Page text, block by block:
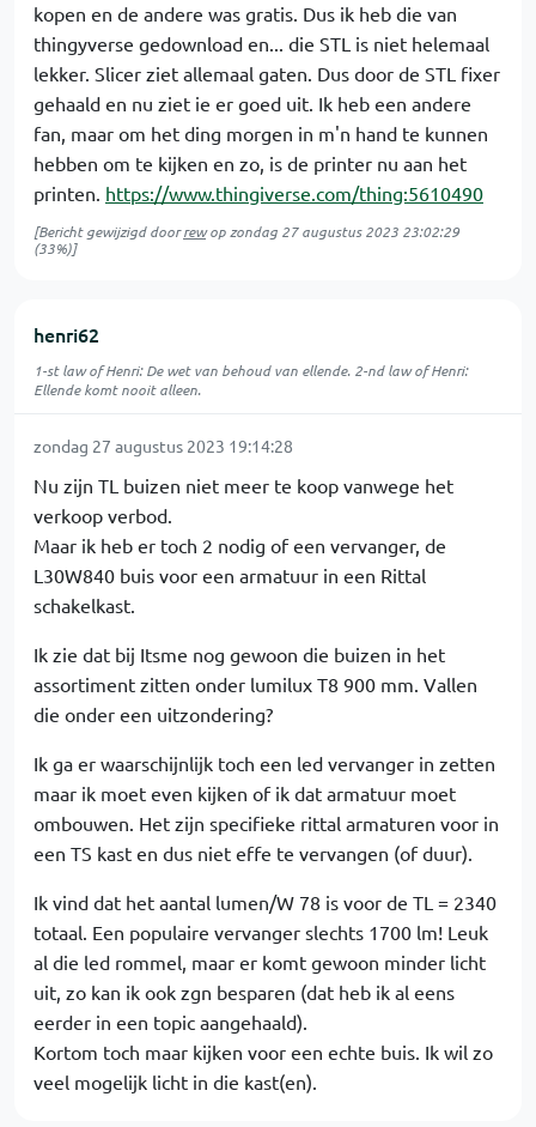
kopen en de andere was gratis. Dus ik heb die van
thingyverse gedownload en... die STL is niet helemaal
lekker. Slicer ziet allemaal gaten. Dus door de STL fixer
gehaald en nu ziet ie er goed uit. Ik heb een andere
fan, maar om het ding morgen in m'n hand te kunnen
hebben om te kijken en zo, is de printer nu aan het
printen. https://www.thingiverse.com/thing:5610490
[Bericht gewijzigd doorrewop zondag 27 augustus 2023 23:02:29
(33%)]
henri62
1-st law of Henri: De wet van behoud van ellende. 2-nd law of Henri:
Ellende komt nooit alleen.
zondag 27 augustus 2023 19:14:28
Nu zijn TL buizen niet meer te koop vanwege het
verkoop verbod.
Maar ik heb er toch 2 nodig of een vervanger, de
L30W840 buis voor een armatuur in een Rittal
schakelkast.
Ik zie dat bij Itsme nog gewoon die buizen in het
assortiment zitten onder lumilux T8 900 mm. Vallen
die onder een uitzondering?
Ik ga er waarschijnlijk toch een led vervanger in zetten
maar ik moet even kijken of ik dat armatuur moet
ombouwen. Het zijn specifieke rittal armaturen voor in
een TS kast en dus niet effe te vervangen (of duur).
Ik vind dat het aantal lumen/W 78 is voor de TL = 2340
totaal. Een populaire vervanger slechts 1700 lm! Leuk
al die led rommel, maar er komt gewoon minder licht
uit, zo kan ik ook zgn besparen (dat heb ik al eens
eerder in een topic aangehaald).
Kortom toch maar kijken voor een echte buis. Ik wil zo
veel mogelijk licht in die kast(en).